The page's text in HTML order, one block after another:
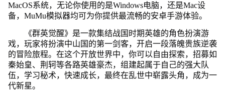
MacOS系统，无论你使用的是Windows电脑，还是Mac设
备，MuMu模拟器均可为你提供最流畅的安卓手游体验。
《群英觉醒》是一款集结战国时期英雄的角色扮演游
戏，玩家将扮演中山国的第一剑客，开启一段落魄贵族逆袭
的冒险旅程。在这个开放世界中，你可以自由探索，招募如
秦始皇、荆轲等各路英雄豪杰，组建起属于自己的强大队
伍，学习秘术，快速成长，最终在乱世中崭露头角，成为一
代新星。